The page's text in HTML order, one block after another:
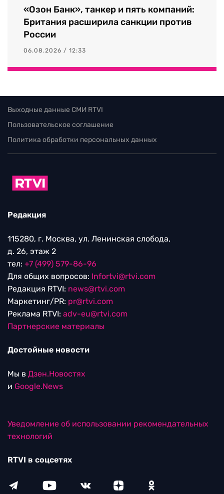
«Озон Банк», танкер и пять компаний:
Британия расширила санкции против
России
06.08.2026 / 12:33
Выходные данные СМИ RTVI
Пользовательское соглашение
Политика обработки персональных данных
Редакция
115280, г. Москва, ул. Ленинская слобода,
д. 26, этаж 2
тел: +7 (499) 579-86-96
Для общих вопросов: Infortvi@rtvi.com
Редакция RTVI: news@rtvi.com
Маркетинг/PR: pr@rtvi.com
Реклама RTVI: adv-eu@rtvi.com
Партнерские материалы
Достойные новости
Мы в Дзен.Новостях
и Google.News
Уведомление об использовании рекомендательных
технологий
RTVI в соцсетях